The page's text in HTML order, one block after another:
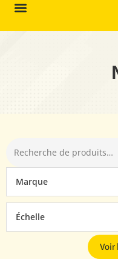
Marque
Échelle
Voir